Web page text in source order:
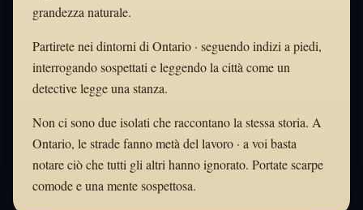
grandezza naturale.
Partirete nei dintorni di Ontario · seguendo indizi a piedi,
interrogando sospettati e leggendo la città come un
detective legge una stanza.
Non ci sono due isolati che raccontano la stessa storia. A
Ontario, le strade fanno metà del lavoro · a voi basta
notare ciò che tutti gli altri hanno ignorato. Portate scarpe
comode e una mente sospettosa.